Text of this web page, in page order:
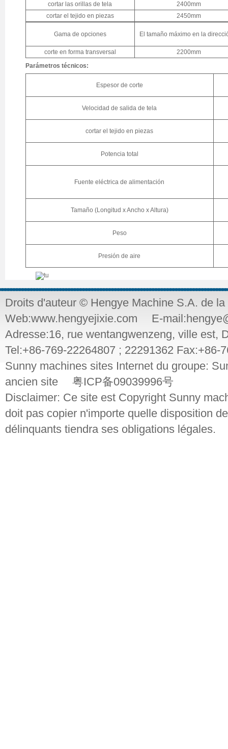
cortar las orillas de tela
2400mm
cortar el tejido en piezas
2450mm
Gama de opciones El tamaño máximo en la
corte en forma transversal
2200mm
Parámetros técnicos:
Espesor de corte
Velocidad de salida de tela
cortar el tejido en piezas
Potencia total
Fuente eléctrica de alimentación
Tamaño (Longitud x Ancho x Altura)
Peso
Presión de aire
Droits d'auteur © Hengye Machine S.A. de
Web:www.hengyejixie.com E-
Adresse:16, rue wentangwenzeng, ville est,
Tel:+86-769-22264807 ; 22291362 Fax:+86-
Sunny machines sites Internet du groupe:
ancien site 粤ICP备09039996号
Disclaimer: Ce site est Copyright Sunny
doit pas copier n'importe quelle disposition
délinquants tiendra ses obligations légales.